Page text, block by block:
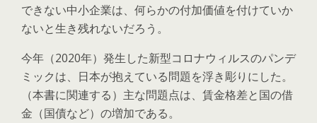
できない中小企業は、何らかの付加価値を付けていか
ないと生き残れないだろう。
今年（2020年）発生した新型コロナウィルスのパンデ
ミックは、日本が抱えている問題を浮き彫りにした。
（本書に関連する）主な問題点は、賃金格差と国の借
金（国債など）の増加である。